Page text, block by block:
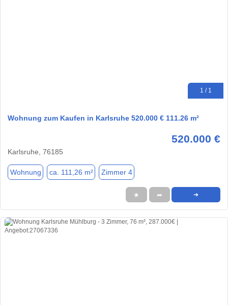
1 / 1
Wohnung zum Kaufen in Karlsruhe 520.000 € 111.26 m²
520.000 €
Karlsruhe, 76185
Wohnung ca. 111,26 m² Zimmer 4
★ ➦ ➜